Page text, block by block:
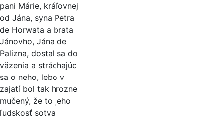
pani Márie, kráľovnej
od Jána, syna Petra
de Horwata a brata
Jánovho, Jána de
Palizna, dostal sa do
väzenia a stráchajúc
sa o neho, lebo v
zajatí bol tak hrozne
mučený, že to jeho
ľudskosť sotva